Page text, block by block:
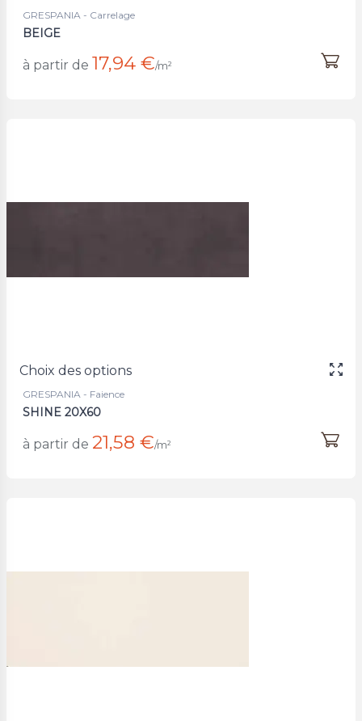
GRESPANIA - Carrelage
BEIGE
à partir de 17,94 €/m²
Choix des options
GRESPANIA - Faience
SHINE 20X60
à partir de 21,58 €/m²